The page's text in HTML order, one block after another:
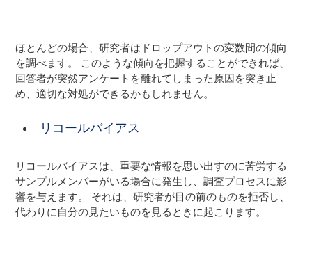
ほとんどの場合、研究者はドロップアウトの変数間の傾向
を調べます。 このような傾向を把握することができれば、
回答者が突然アンケートを離れてしまった原因を突き止
め、適切な対処ができるかもしれません。
リコールバイアス
リコールバイアスは、重要な情報を思い出すのに苦労する
サンプルメンバーがいる場合に発生し、調査プロセスに影
響を与えます。 それは、研究者が目の前のものを拒否し、
代わりに自分の見たいものを見るときに起こります。